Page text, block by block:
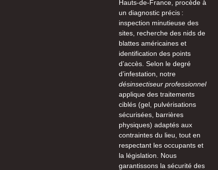
Hauts-de-France, procède à
un diagnostic précis :
inspection minutieuse des
sites, recherche des nids de
blattes américaines et
identification des points
d’accès. Selon le degré
d’infestation, notre
désinsectiseur professionnel
applique des traitements
ciblés (gel, pulvérisations
sécurisées, barrières
physiques) adaptés aux
contraintes du lieu, tout en
respectant les occupants et
la législation. Nous
garantissons la sécurité des